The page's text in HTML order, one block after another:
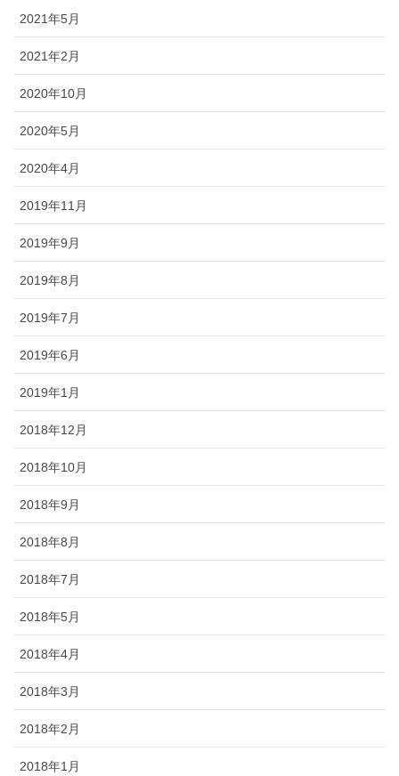
2021年5月
2021年2月
2020年10月
2020年5月
2020年4月
2019年11月
2019年9月
2019年8月
2019年7月
2019年6月
2019年1月
2018年12月
2018年10月
2018年9月
2018年8月
2018年7月
2018年5月
2018年4月
2018年3月
2018年2月
2018年1月